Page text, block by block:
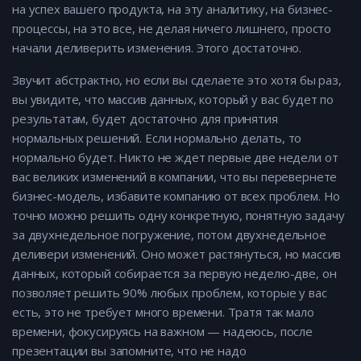
на успех вашего продукта, на эту аналитику, на бизнес-
процессы, на это все, не делая ничего лишнего, просто
начали деливерить изменения. Этого достаточно.
Звучит абстрактно, но если вы сделаете это хотя бы раз,
вы увидите, что массив данных, который у вас будет по
результатам, будет достаточно для принятия
нормальных решений. Если нормально делать, то
нормально будет. Никто не ждет первые две недели от
вас великих изменений в компании, что вы перевернете
бизнес-модель, избавите компанию от всех проблем. Но
точно можно решить одну конкретную, понятную задачу
за двухнедельное погружение, потом двухнедельное
деливери изменений. Оно может растянуться, но массив
данных, который собирается за первую неделю-две, он
позволяет решить 90% любых проблем, которые у вас
есть, это не требует много времени. Тратя так мало
времени, фокусируясь на важном — надеюсь, после
презентации вы запомните, что не надо